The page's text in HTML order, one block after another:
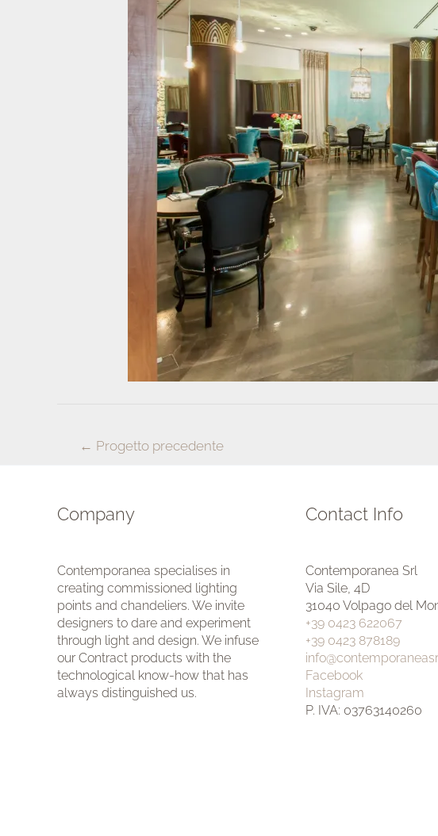
articoli
← Progetto precedente
Company
Contemporanea specialises in
creating commissioned lighting
points and chandeliers. We invite
designers to dare and experiment
through light and design. We infuse
our Contract products with the
technological know-how that has
always distinguished us.
Contact Info
Contemporanea Srl
Via Sile, 4D
31040 Volpago del
+39 0423 622067
+39 0423 878189
Facebook
Instagram
P. IVA: 03763140260